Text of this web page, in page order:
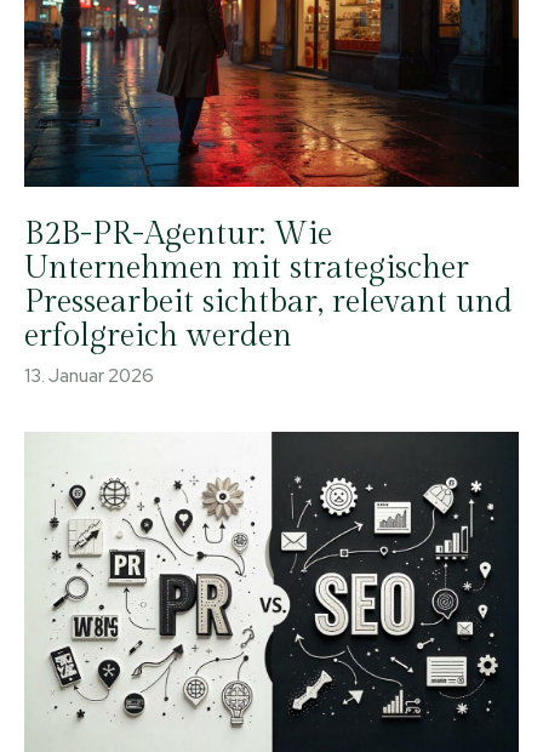
B2B-PR-Agentur: Wie
Unternehmen mit strategischer
Pressearbeit sichtbar, relevant und
erfolgreich werden
13. Januar 2026